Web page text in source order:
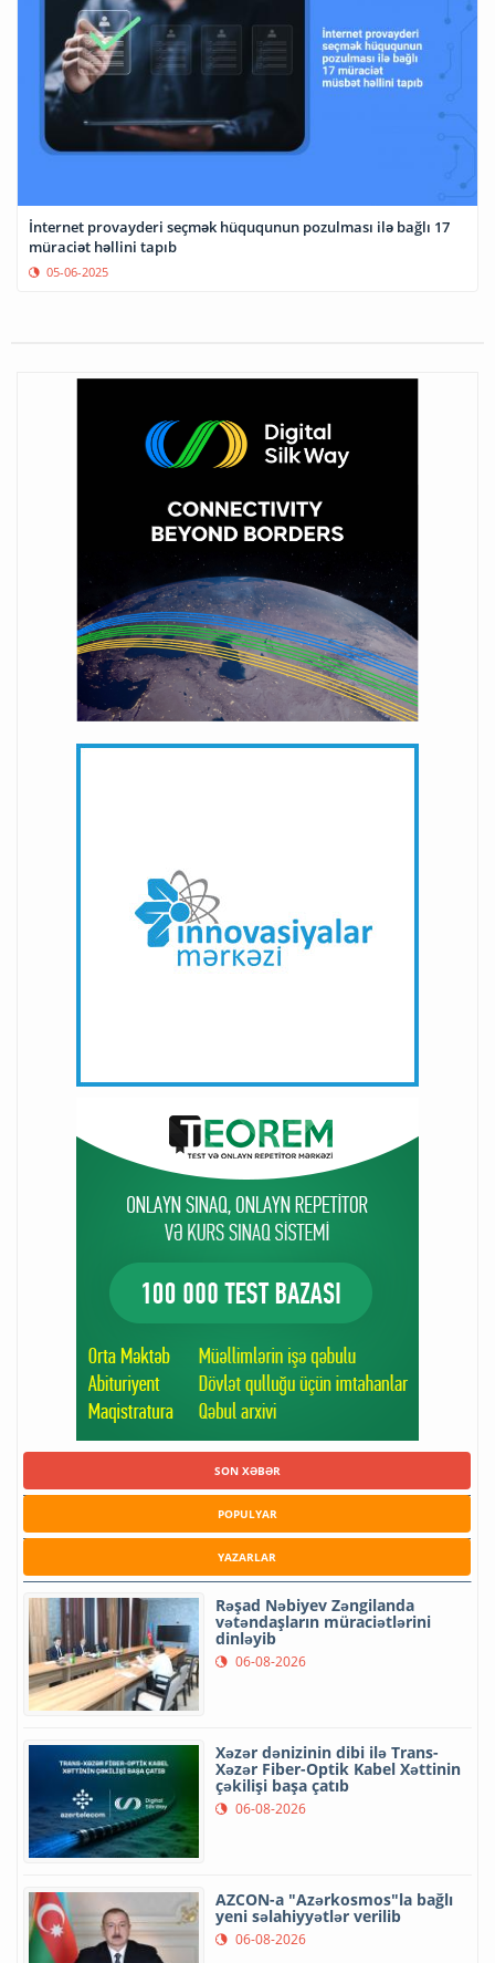
İnternet provayderi seçmək hüququnun pozulması ilə bağlı 17
müraciət həllini tapıb
05-06-2025
SON XƏBƏR
POPULYAR
YAZARLAR
Rəşad Nəbiyev Zəngilanda
vətəndaşların müraciətlərini
dinləyib
06-08-2026
Xəzər dənizinin dibi ilə Trans-
Xəzər Fiber-Optik Kabel Xəttinin
çəkilişi başa çatıb
06-08-2026
AZCON-a "Azərkosmos"la bağlı
yeni səlahiyyətlər verilib
06-08-2026